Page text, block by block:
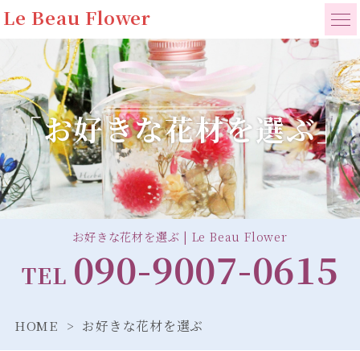
Le Beau Flower
「お好きな花材を選ぶ」
お好きな花材を選ぶ | Le Beau Flower
TEL 090-9007-0615
HOME お好きな花材を選ぶ